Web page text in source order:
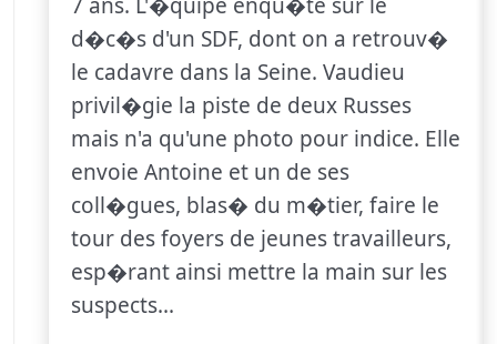
d�c�s d'un SDF, dont on a retrouv�
le cadavre dans la Seine. Vaudieu
privil�gie la piste de deux Russes
mais n'a qu'une photo pour indice. Elle
envoie Antoine et un de ses
coll�gues, blas� du m�tier, faire le
tour des foyers de jeunes travailleurs,
esp�rant ainsi mettre la main sur les
suspects...